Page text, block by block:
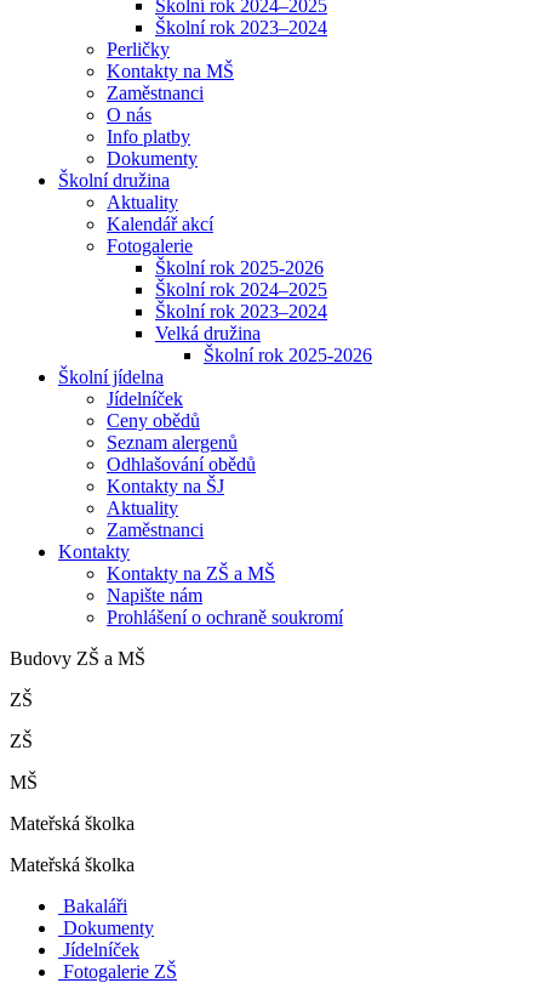
Školní rok 2024–2025
Školní rok 2023–2024
Perličky
Kontakty na MŠ
Zaměstnanci
O nás
Info platby
Dokumenty
Školní družina
Aktuality
Kalendář akcí
Fotogalerie
Školní rok 2025-2026
Školní rok 2024–2025
Školní rok 2023–2024
Velká družina
Školní rok 2025-2026
Školní jídelna
Jídelníček
Ceny obědů
Seznam alergenů
Odhlašování obědů
Kontakty na ŠJ
Aktuality
Zaměstnanci
Kontakty
Kontakty na ZŠ a MŠ
Napište nám
Prohlášení o ochraně soukromí
Budovy ZŠ a MŠ
ZŠ
ZŠ
MŠ
Mateřská školka
Mateřská školka
Bakaláři
Dokumenty
Jídelníček
Fotogalerie ZŠ